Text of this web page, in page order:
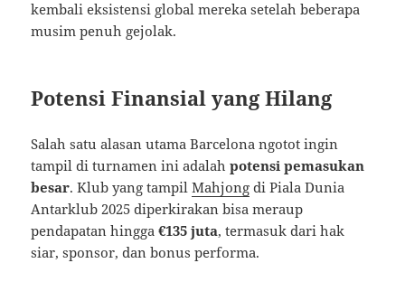
kembali eksistensi global mereka setelah beberapa
musim penuh gejolak.
Potensi Finansial yang Hilang
Salah satu alasan utama Barcelona ngotot ingin
tampil di turnamen ini adalahpotensi pemasukan
besar. Klub yang tampilMahjong di Piala Dunia
Antarklub 2025 diperkirakan bisa meraup
pendapatan hingga€135 juta, termasuk dari hak
siar, sponsor, dan bonus performa.